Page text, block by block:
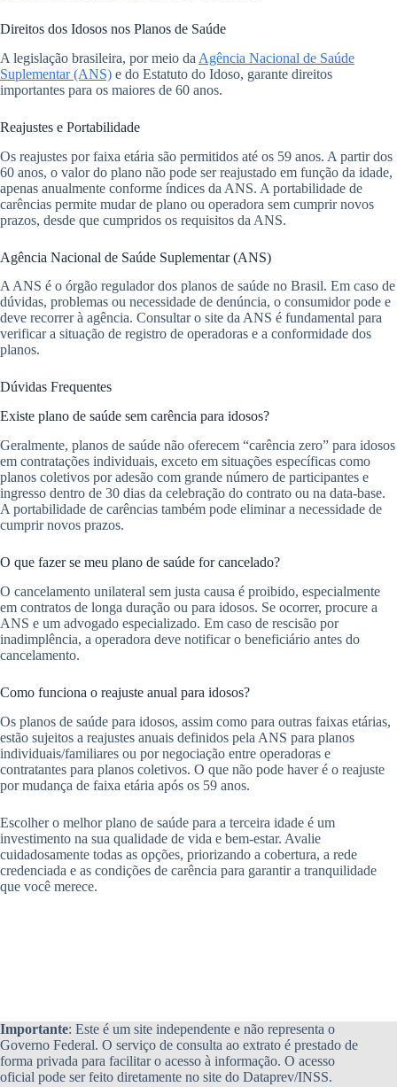
Direitos dos Idosos nos Planos de Saúde
A legislação brasileira, por meio da Agência Nacional de Saúde
Suplementar (ANS) e do Estatuto do Idoso, garante direitos
importantes para os maiores de 60 anos.
Reajustes e Portabilidade
Os reajustes por faixa etária são permitidos até os 59 anos. A partir dos
60 anos, o valor do plano não pode ser reajustado em função da idade,
apenas anualmente conforme índices da ANS. A portabilidade de
carências permite mudar de plano ou operadora sem cumprir novos
prazos, desde que cumpridos os requisitos da ANS.
Agência Nacional de Saúde Suplementar (ANS)
A ANS é o órgão regulador dos planos de saúde no Brasil. Em caso de
dúvidas, problemas ou necessidade de denúncia, o consumidor pode e
deve recorrer à agência. Consultar o site da ANS é fundamental para
verificar a situação de registro de operadoras e a conformidade dos
planos.
Dúvidas Frequentes
Existe plano de saúde sem carência para idosos?
Geralmente, planos de saúde não oferecem “carência zero” para idosos
em contratações individuais, exceto em situações específicas como
planos coletivos por adesão com grande número de participantes e
ingresso dentro de 30 dias da celebração do contrato ou na data-base.
A portabilidade de carências também pode eliminar a necessidade de
cumprir novos prazos.
O que fazer se meu plano de saúde for cancelado?
O cancelamento unilateral sem justa causa é proibido, especialmente
em contratos de longa duração ou para idosos. Se ocorrer, procure a
ANS e um advogado especializado. Em caso de rescisão por
inadimplência, a operadora deve notificar o beneficiário antes do
cancelamento.
Como funciona o reajuste anual para idosos?
Os planos de saúde para idosos, assim como para outras faixas etárias,
estão sujeitos a reajustes anuais definidos pela ANS para planos
individuais/familiares ou por negociação entre operadoras e
contratantes para planos coletivos. O que não pode haver é o reajuste
por mudança de faixa etária após os 59 anos.
Escolher o melhor plano de saúde para a terceira idade é um
investimento na sua qualidade de vida e bem-estar. Avalie
cuidadosamente todas as opções, priorizando a cobertura, a rede
credenciada e as condições de carência para garantir a tranquilidade
que você merece.
Importante: Este é um site independente e não representa o
Governo Federal. O serviço de consulta ao extrato é prestado de
forma privada para facilitar o acesso à informação. O acesso
oficial pode ser feito diretamente no site do Dataprev/INSS.